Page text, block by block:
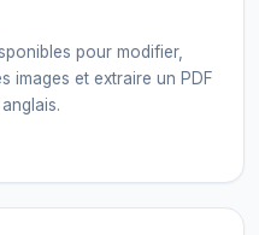
pour modifier,
images et extraire un PDF